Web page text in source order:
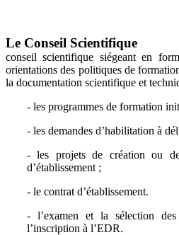
Le Conseil Scientifique
conseil scientifique siégeant en
orientations des politiques de
la documentation scientifique et
- les programmes de formation
- les demandes d’habilitation à
- les projets de création ou
d’établissement ;
- le contrat d’établissement.
- l’examen et la sélection
l’inscription à l’EDR.